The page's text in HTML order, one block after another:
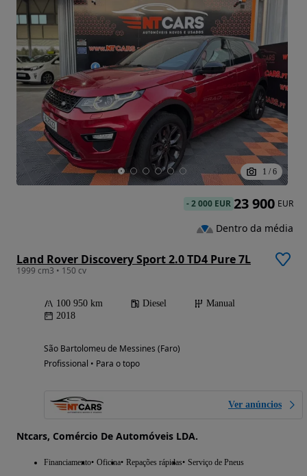
1 / 6
Land Rover Discovery Sport 2.0 TD4 Pure 7L
1999 cm3 • 150 cv
100 950 km Diesel
Manual
2018
São Bartolomeu de Messines (Faro)
Profissional • Para o topo
Ver anúncios
Ntcars, Comércio De Automóveis LDA.
Financiamento Oficina Repações rápidas Serviço de Pneus
-2 000 EUR 23 900 EUR
Dentro da média